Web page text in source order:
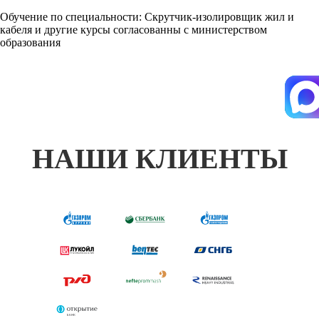
Обучение по специальности: Скрутчик-изолировщик жил и
кабеля и другие курсы согласованны с министерством
образования
НАШИ КЛИЕНТЫ